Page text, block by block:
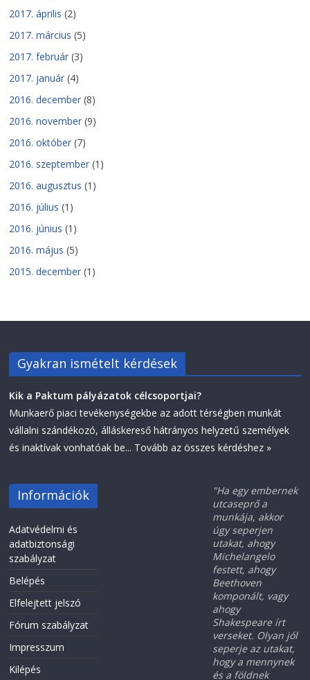
2017. április (2)
2017. március (5)
2017. február (3)
2017. január (4)
2016. december (8)
2016. november (9)
2016. október (7)
2016. szeptember (1)
2016. augusztus (1)
2016. július (1)
2016. június (1)
2016. május (5)
2015. december (1)
Gyakran ismételt kérdések
Kik a Paktum pályázatok célcsoportjai?
Munkaerő piaci tevékenységekbe az adott térségben munkát
vállalni szándékozó, álláskereső hátrányos helyzetű személyek
és inaktívak vonhatóak be... Tovább az összes kérdéshez »
Információk
Adatvédelmi és
adatbiztonsági
szabályzat
Belépés
Elfelejtett jelszó
Fórum szabályzat
Impresszum
Kilépés
"Ha egy embernek
utcaseprő a
munkája, akkor
úgy seperjen
utakat, ahogy
Michelangelo
festett, ahogy
Beethoven
komponált, vagy
ahogy
Shakespeare írt
verseket. Olyan jól
seperje az utakat,
hogy a mennynek
és a földnek